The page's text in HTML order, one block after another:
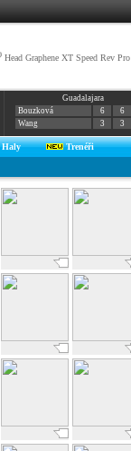
Head Graphene XT Speed Rev Pro
Guadalajara
Bouzková
6
6
Wang
3 3
Haly
Trenéři